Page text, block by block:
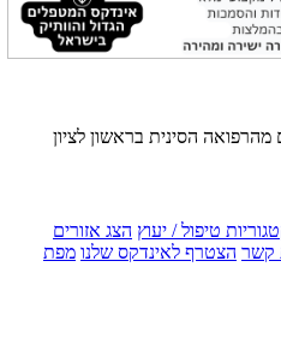
הסינית בראשון לציון
טיפול / יעוץ הצג אזורים
קשר הצטרף לאינדקס שלנו מפת